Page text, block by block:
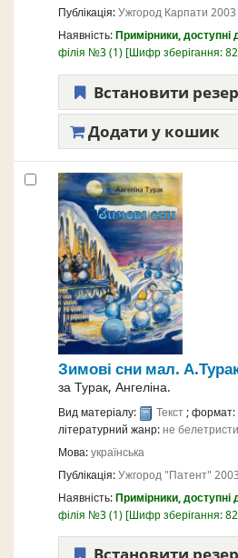
Публікація:Ужгород Карпати 2003
Наявність:Примірники, доступні
філія №3(1) Шифр зберігання:
Встановити
Додати у кошик
Зимові сни мал.
заТурак, Ангеліна.
Вид матеріалу: Текст; формат:
літературний жанр:не
Мова:українська
Публікація:Ужгород"Патент" 2003
Наявність:Примірники, доступні
філія №3(1) Шифр зберігання: